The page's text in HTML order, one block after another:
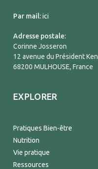
Par mail:ici
Adresse postale:
Corinne Josseron
12 avenue du Président
68200 MULHOUSE, France
EXPLORER
Pratiques Bien-être
Nutrition
Vie pratique
Ressources